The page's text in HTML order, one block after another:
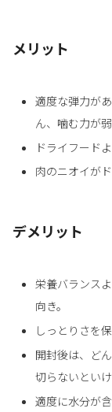
メリット
適度な弾力が
ん、噛む力が
ドライフード
肉のニオイが
デメリット
栄養バランス
向き。
しっとりさを
開封後は、ど
切らないといけ
適度に水分が